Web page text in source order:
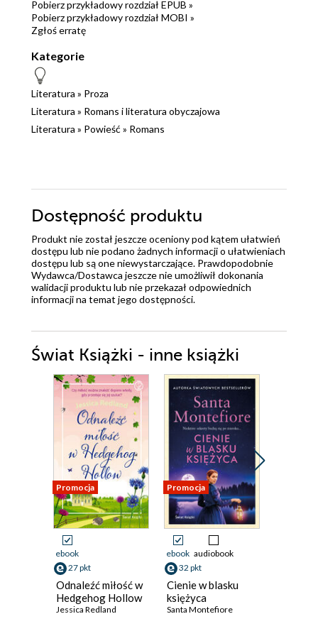
Pobierz przykładowy rozdział EPUB »
Pobierz przykładowy rozdział MOBI »
Zgłoś erratę
Kategorie
Literatura » Proza
Literatura » Romans i literatura obyczajowa
Literatura » Powieść » Romans
Dostępność produktu
Produkt nie został jeszcze oceniony pod kątem ułatwień
dostępu lub nie podano żadnych informacji o ułatwieniach
dostępu lub są one niewystarczające. Prawdopodobnie
Wydawca/Dostawca jeszcze nie umożliwił dokonania
walidacji produktu lub nie przekazał odpowiednich
informacji na temat jego dostępności.
Świat Książki - inne książki
Promocja
ebook
27 pkt
Odnaleźć miłość w
Hedgehog Hollow
Jessica Redland
Promocja
ebook audiobook
32 pkt
Cienie w blasku
księżyca
Santa Montefiore